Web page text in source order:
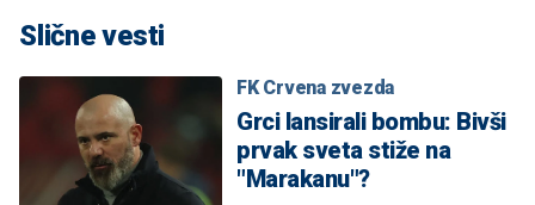
Slične vesti
FK Crvena zvezda
Grci lansirali bombu: Bivši
prvak sveta stiže na
"Marakanu"?